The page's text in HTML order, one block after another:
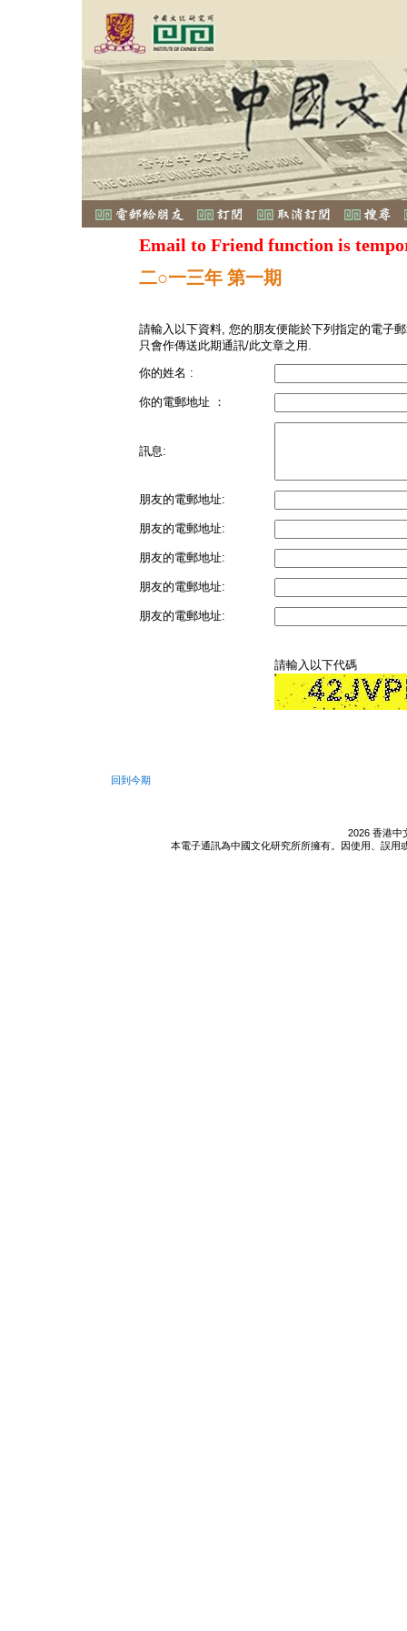
Email to Friend function is
二○一三年 第一期
請輸入以下資料, 您的朋友便能於下列指定的電子
只會作傳送此期通訊/此文章之用.
你的姓名 :
你的電郵地址 ：
訊息:
朋友的電郵地址:
朋友的電郵地址:
朋友的電郵地址:
朋友的電郵地址:
朋友的電郵地址:
請輸入以下代碼
回到今期
2026 香港中
本電子通訊為中國文化研究所所擁有。因使用、誤